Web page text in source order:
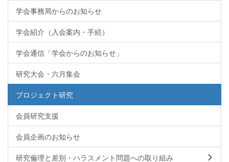
学会事務局からのお知らせ
学会紹介（入会案内・手続）
学会通信「学会からのお知らせ」
研究大会・六月集会
プロジェクト研究
会員研究支援
会員企画のお知らせ
研究倫理と差別・ハラスメント問題への取り組み